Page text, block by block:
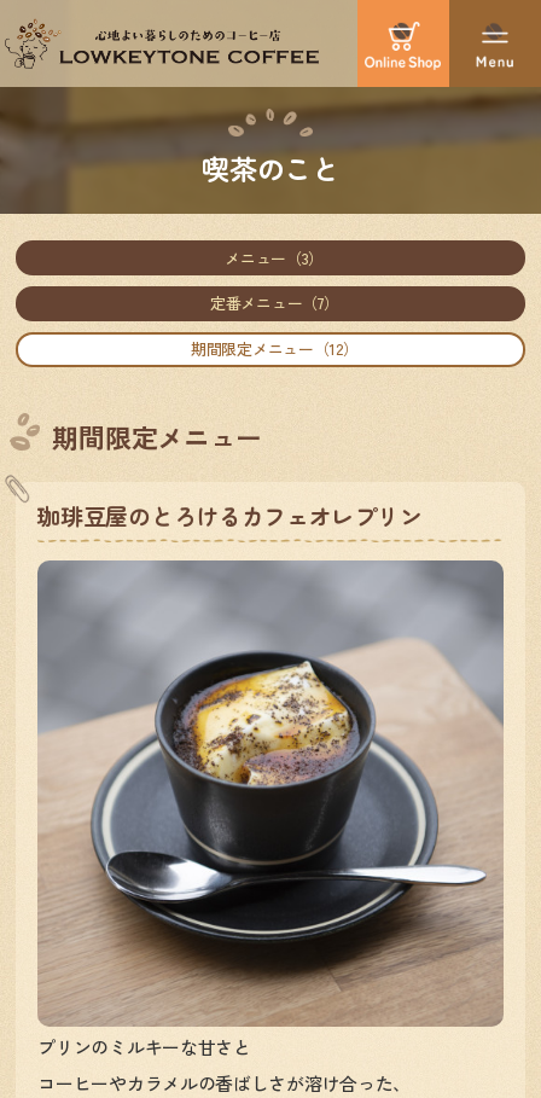
喫茶のこと
メニュー（3）
定番メニュー（7）
期間限定メニュー（12）
期間限定メニュー
珈琲豆屋のとろけるカフェオレプリン
プリンのミルキーな甘さと
コーヒーやカラメルの香ばしさが溶け合った、